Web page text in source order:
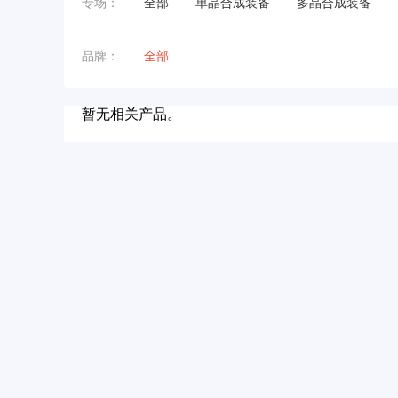
专场： 全部 单晶合成装备 多晶合成装备
品牌： 全部
暂无相关产品。